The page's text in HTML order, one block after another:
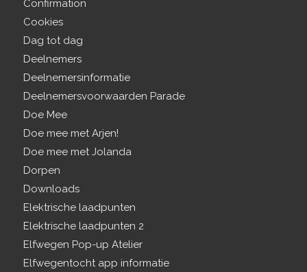
Confirmation
Cookies
Dag tot dag
Deelnemers
Deelnemersinformatie
Deelnemersvoorwaarden Parade
Doe Mee
Doe mee met Arjen!
Doe mee met Jolanda
Dorpen
Downloads
Elektrische laadpunten
Elektrische laadpunten 2
Elfwegen Pop-up Atelier
Elfwegentocht app informatie